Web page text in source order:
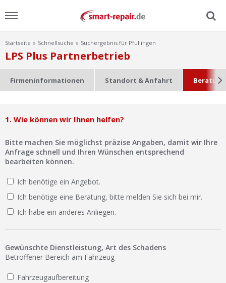
Menu
Home
Ratgeber
FAQ
Lexikon
Video
Ist Ihre Werkstatt schon dabei?
Kostenlos eintragen
Startseite Schnellsuche Suchergebnis für Pfullingen
LPS Plus Partnerbetrieb
Firmeninformationen Standort & Anfahrt
1. Wie können wir Ihnen helfen?
Bitte machen Sie möglichst präzise Angaben, damit wir Ihre
Anfrage schnell und Ihren Wünschen entsprechend
bearbeiten können.
Ich benötige ein Angebot.
Ich benötige eine Beratung, bitte melden Sie sich bei mir.
Ich habe ein anderes Anliegen.
Gewünschte Dienstleistung, Art des Schadens
Betroffener Bereich am Fahrzeug
Fahrzeugaufbereitung